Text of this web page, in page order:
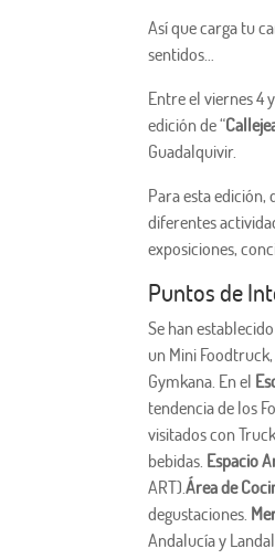
Así que carga tu
sentidos…
Entre el viernes 4
edición de “
Guadalquivir.
Para esta edición,
diferentes
exposiciones,
Puntos de
Se han
un Mini
Gymkana. En el
tendencia de los
visitados con
bebidas. Espacio
ART).Área de
degustaciones.
Andalucía y